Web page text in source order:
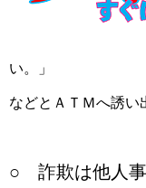
い。」
などとＡＴＭへ誘い
○ 詐欺は他人